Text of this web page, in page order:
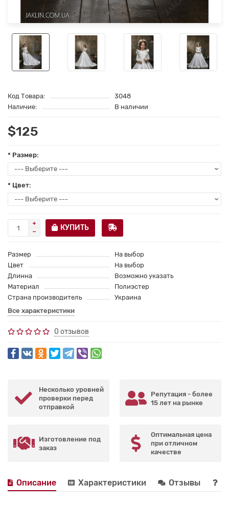
Код Товара:
3048
Наличие:
В наличии
$125
* Размер:
* Цвет:
КУПИТЬ
Размер
На выбор
Цвет
На выбор
Длинна
Возможно указать
Материал
Полиэстер
Страна производитель
Украина
Все характеристики
0 отзывов
Несколько уровней
проверки перед
отправкой
Репутация - более
15 лет на рынке
Изготовление под
заказ
Оптимальная цена
при отличном
качестве
Описание Характеристики Отзывы